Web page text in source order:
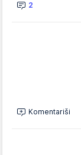
2
Komentariši